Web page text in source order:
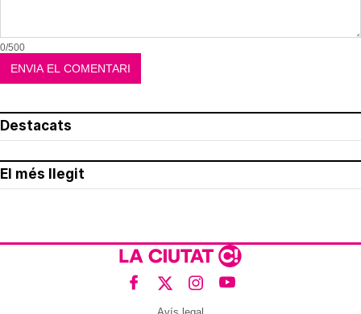
0/500
Destacats
El més llegit